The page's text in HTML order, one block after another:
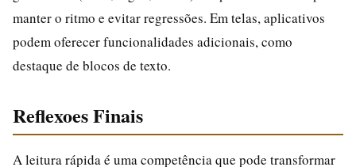
manter o ritmo e evitar regressões. Em telas, aplicativos
podem oferecer funcionalidades adicionais, como
destaque de blocos de texto.
Reflexoes Finais
A leitura rápida é uma competência que pode transformar